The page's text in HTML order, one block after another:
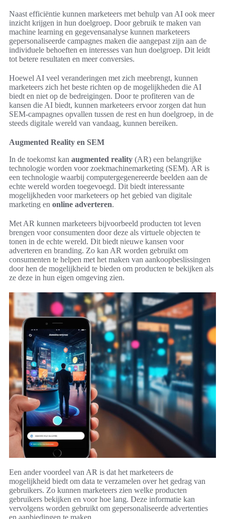
Naast efficiëntie kunnen marketeers met behulp van AI ook meer
inzicht krijgen in hun doelgroep. Door gebruik te maken van
machine learning en gegevensanalyse kunnen marketeers
gepersonaliseerde campagnes maken die aangepast zijn aan de
individuele behoeften en interesses van hun doelgroep. Dit leidt
tot betere resultaten en meer conversies.
Hoewel AI veel veranderingen met zich meebrengt, kunnen
marketeers zich het beste richten op de mogelijkheden die AI
biedt en niet op de bedreigingen. Door te profiteren van de
kansen die AI biedt, kunnen marketeers ervoor zorgen dat hun
SEM-campagnes opvallen tussen de rest en hun doelgroep, in de
steeds digitale wereld van vandaag, kunnen bereiken.
Augmented Reality en SEM
In de toekomst kan augmented reality (AR) een belangrijke
technologie worden voor zoekmachinemarketing (SEM). AR is
een technologie waarbij computergegenereerde beelden aan de
echte wereld worden toegevoegd. Dit biedt interessante
mogelijkheden voor marketeers op het gebied van digitale
marketing en online adverteren.
Met AR kunnen marketeers bijvoorbeeld producten tot leven
brengen voor consumenten door deze als virtuele objecten te
tonen in de echte wereld. Dit biedt nieuwe kansen voor
adverteren en branding. Zo kan AR worden gebruikt om
consumenten te helpen met het maken van aankoopbeslissingen
door hen de mogelijkheid te bieden om producten te bekijken als
ze deze in hun eigen omgeving zien.
Een ander voordeel van AR is dat het marketeers de
mogelijkheid biedt om data te verzamelen over het gedrag van
gebruikers. Zo kunnen marketeers zien welke producten
gebruikers bekijken en voor hoe lang. Deze informatie kan
vervolgens worden gebruikt om gepersonaliseerde advertenties
en aanbiedingen te maken.